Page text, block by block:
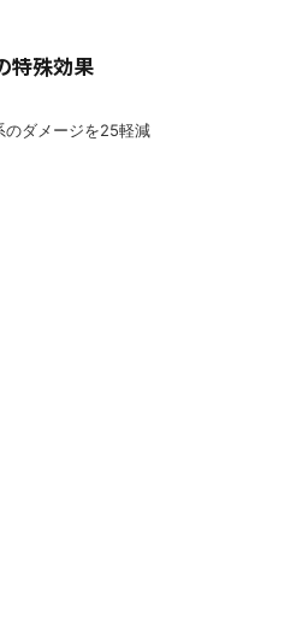
特殊効果
のダメージを25軽減